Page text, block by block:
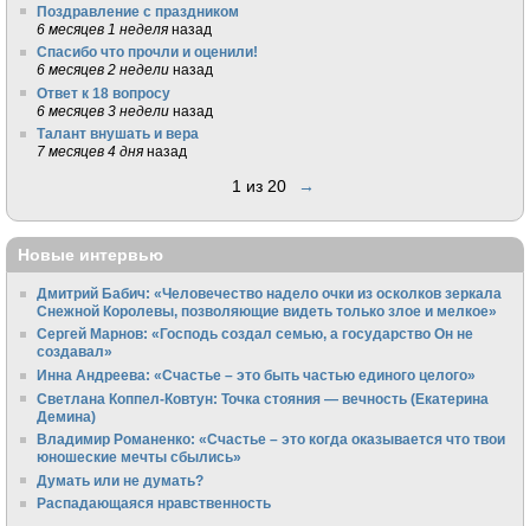
Поздравление с праздником
6 месяцев 1 неделя назад
Спасибо что прочли и оценили!
6 месяцев 2 недели назад
Ответ к 18 вопросу
6 месяцев 3 недели назад
Талант внушать и вера
7 месяцев 4 дня назад
1 из 20 →
Новые интервью
Дмитрий Бабич: «Человечество надело очки из осколков зеркала
Снежной Королевы, позволяющие видеть только злое и мелкое»
Сергей Марнов: «Господь создал семью, а государство Он не
создавал»
Инна Андреева: «Счастье – это быть частью единого целого»
Светлана Коппел-Ковтун: Точка стояния — вечность (Екатерина
Демина)
Владимир Романенко: «Счастье – это когда оказывается что твои
юношеские мечты сбылись»
Думать или не думать?
Распадающаяся нравственность